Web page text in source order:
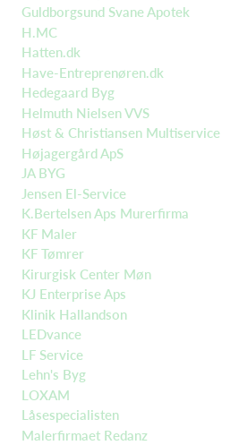
Guldborgsund Svane Apotek
H.MC
Hatten.dk
Have-Entreprenøren.dk
Hedegaard Byg
Helmuth Nielsen VVS
Høst & Christiansen Multiservice
Højagergård ApS
JA BYG
Jensen El-Service
K.Bertelsen Aps Murerfirma
KF Maler
KF Tømrer
Kirurgisk Center Møn
KJ Enterprise Aps
Klinik Hallandson
LEDvance
LF Service
Lehn's Byg
LOXAM
Låsespecialisten
Malerfirmaet Redanz